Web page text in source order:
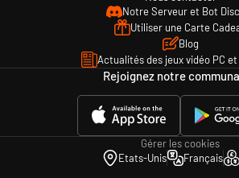
Notre Serveur et Bot
Utiliser une Carte
Blog
Actualités des jeux vidéo PC
Rejoignez notre
Gérer les cookies
Etats-Unis
Français